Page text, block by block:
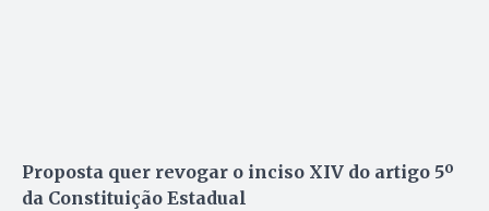
Proposta quer revogar o inciso XIV do artigo 5º
da Constituição Estadual